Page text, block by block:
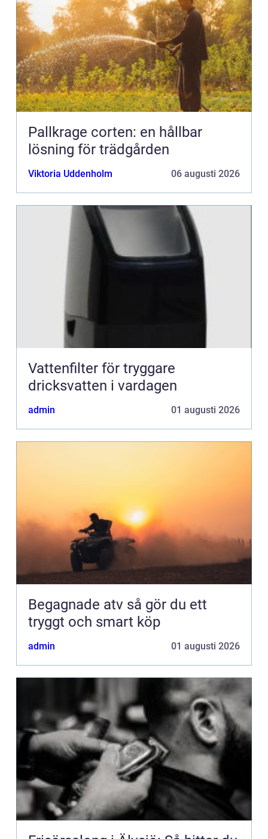
Pallkrage corten: en hållbar
lösning för trädgården
Viktoria Uddenholm 06 augusti 2026
Vattenfilter för tryggare
dricksvatten i vardagen
admin 01 augusti 2026
Begagnade atv så gör du ett
tryggt och smart köp
admin 01 augusti 2026